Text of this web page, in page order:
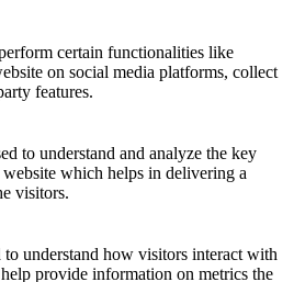
certain functionalities like
on social media platforms, collect
features.
to understand and analyze the key
which helps in delivering a
visitors.
understand how visitors interact with
provide information on metrics the